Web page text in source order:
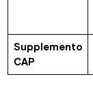
Supplemento
CAP